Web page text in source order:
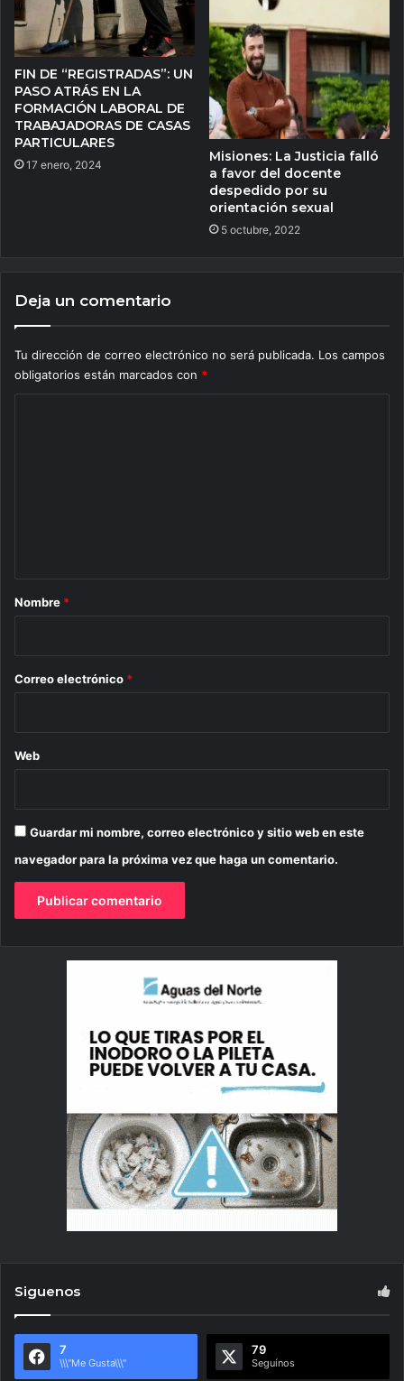
FIN DE “REGISTRADAS”: UN
PASO ATRÁS EN LA
FORMACIÓN LABORAL DE
TRABAJADORAS DE CASAS
PARTICULARES
17 enero, 2024
Misiones: La Justicia falló
a favor del docente
despedido por su
orientación sexual
5 octubre, 2022
Deja un comentario
Tu dirección de correo electrónico no será publicada. Los campos
obligatorios están marcados con *
r
*
Nombre *
Correo electrónico *
Web
Guardar mi nombre, correo electrónico y sitio web en este
navegador para la próxima vez que haga un comentario.
Siguenos
7
\\\"Me Gusta\\\"
79
Seguínos